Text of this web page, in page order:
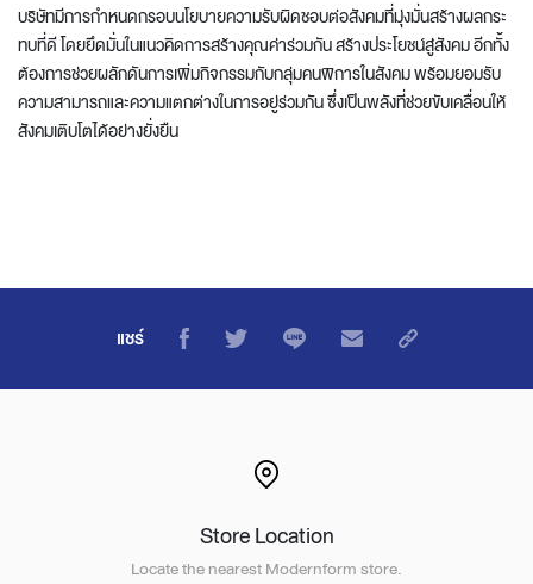
บริษัทมีการกำหนดกรอบนโยบายความรับผิดชอบต่อสังคมที่มุ่งมั่นสร้างผลกระ
ทบที่ดี โดยยึดมั่นในแนวคิดการสร้างคุณค่าร่วมกัน สร้างประโยชน์สู่สังคม อีกทั้ง
ต้องการช่วยผลักดันการเพิ่มกิจกรรมกับกลุ่มคนพิการในสังคม พร้อมยอมรับ
ความสามารถและความแตกต่างในการอยู่ร่วมกัน ซึ่งเป็นพลังที่ช่วยขับเคลื่อนให้
สังคมเติบโตได้อย่างยั่งยืน
แชร์
Store Location
Locate the nearest Modernform store.